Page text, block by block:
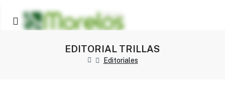
EDITORIAL TRILLAS
Editoriales